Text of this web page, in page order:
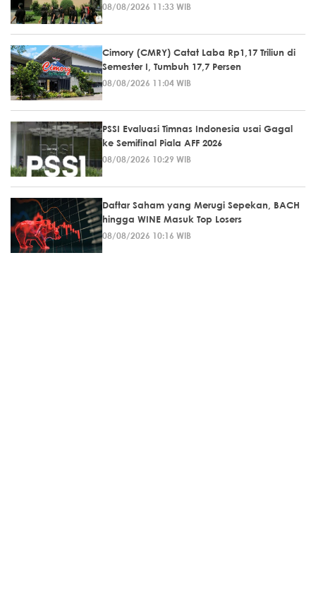
08/08/2026 11:33 WIB
Cimory (CMRY) Catat Laba Rp1,17 Triliun di
Semester I, Tumbuh 17,7 Persen
08/08/2026 11:04 WIB
PSSI Evaluasi Timnas Indonesia usai Gagal
ke Semifinal Piala AFF 2026
08/08/2026 10:29 WIB
Daftar Saham yang Merugi Sepekan, BACH
hingga WINE Masuk Top Losers
08/08/2026 10:16 WIB